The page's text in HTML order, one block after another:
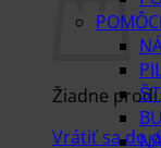
Žiadne
Vrátiť sa do